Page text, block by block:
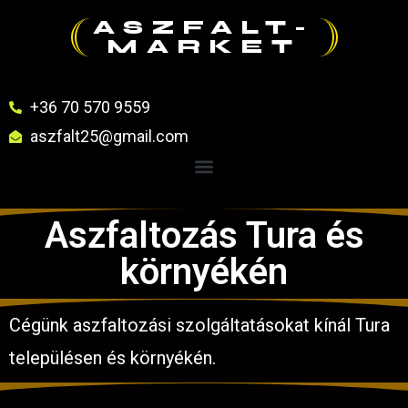
ASZFALT-
MARKET
+36 70 570 9559
aszfalt25@gmail.com
Aszfaltozás Tura és
környékén
Cégünk aszfaltozási szolgáltatásokat kínál Tura
településen és környékén.